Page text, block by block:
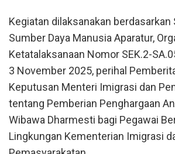
Kegiatan dilaksanakan berdasarkan
Sumber Daya Manusia Aparatur,
Ketatalaksanaan Nomor SEK.2-
3 November 2025, perihal
Keputusan Menteri Imigrasi dan
tentang Pemberian Penghargaan
Wibawa Dharmesti bagi Pegawai
Lingkungan Kementerian Imigrasi